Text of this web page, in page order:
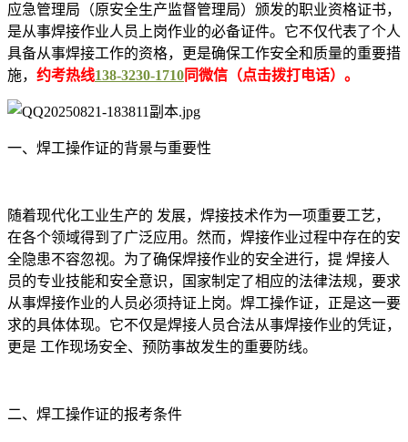
应急管理局（原安全生产监督管理局）颁发的职业资格证书，
是从事焊接作业人员上岗作业的必备证件。它不仅代表了个人
具备从事焊接工作的资格，更是确保工作安全和质量的重要措
施， 约考热线138-3230-1710同微信（点击拨打电话）。
一、焊工操作证的背景与重要性
随着现代化工业生产的 发展，焊接技术作为一项重要工艺，
在各个领域得到了广泛应用。然而，焊接作业过程中存在的安
全隐患不容忽视。为了确保焊接作业的安全进行，提 焊接人
员的专业技能和安全意识，国家制定了相应的法律法规，要求
从事焊接作业的人员必须持证上岗。焊工操作证，正是这一要
求的具体体现。它不仅是焊接人员合法从事焊接作业的凭证，
更是 工作现场安全、预防事故发生的重要防线。
二、焊工操作证的报考条件